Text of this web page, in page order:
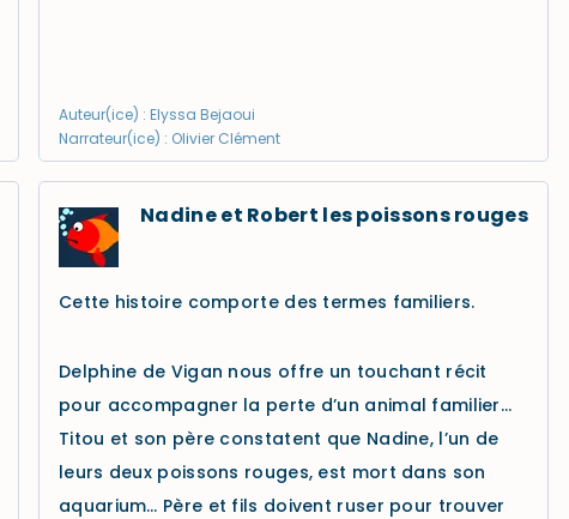
Auteur(ice) : Elyssa Bejaoui
Narrateur(ice) : Olivier Clément
Nadine et Robert les poissons rouges
Cette histoire comporte des termes familiers.
Delphine de Vigan nous offre un touchant récit
pour accompagner la perte d’un animal familier…
Titou et son père constatent que Nadine, l’un de
leurs deux poissons rouges, est mort dans son
aquarium… Père et fils doivent ruser pour trouver